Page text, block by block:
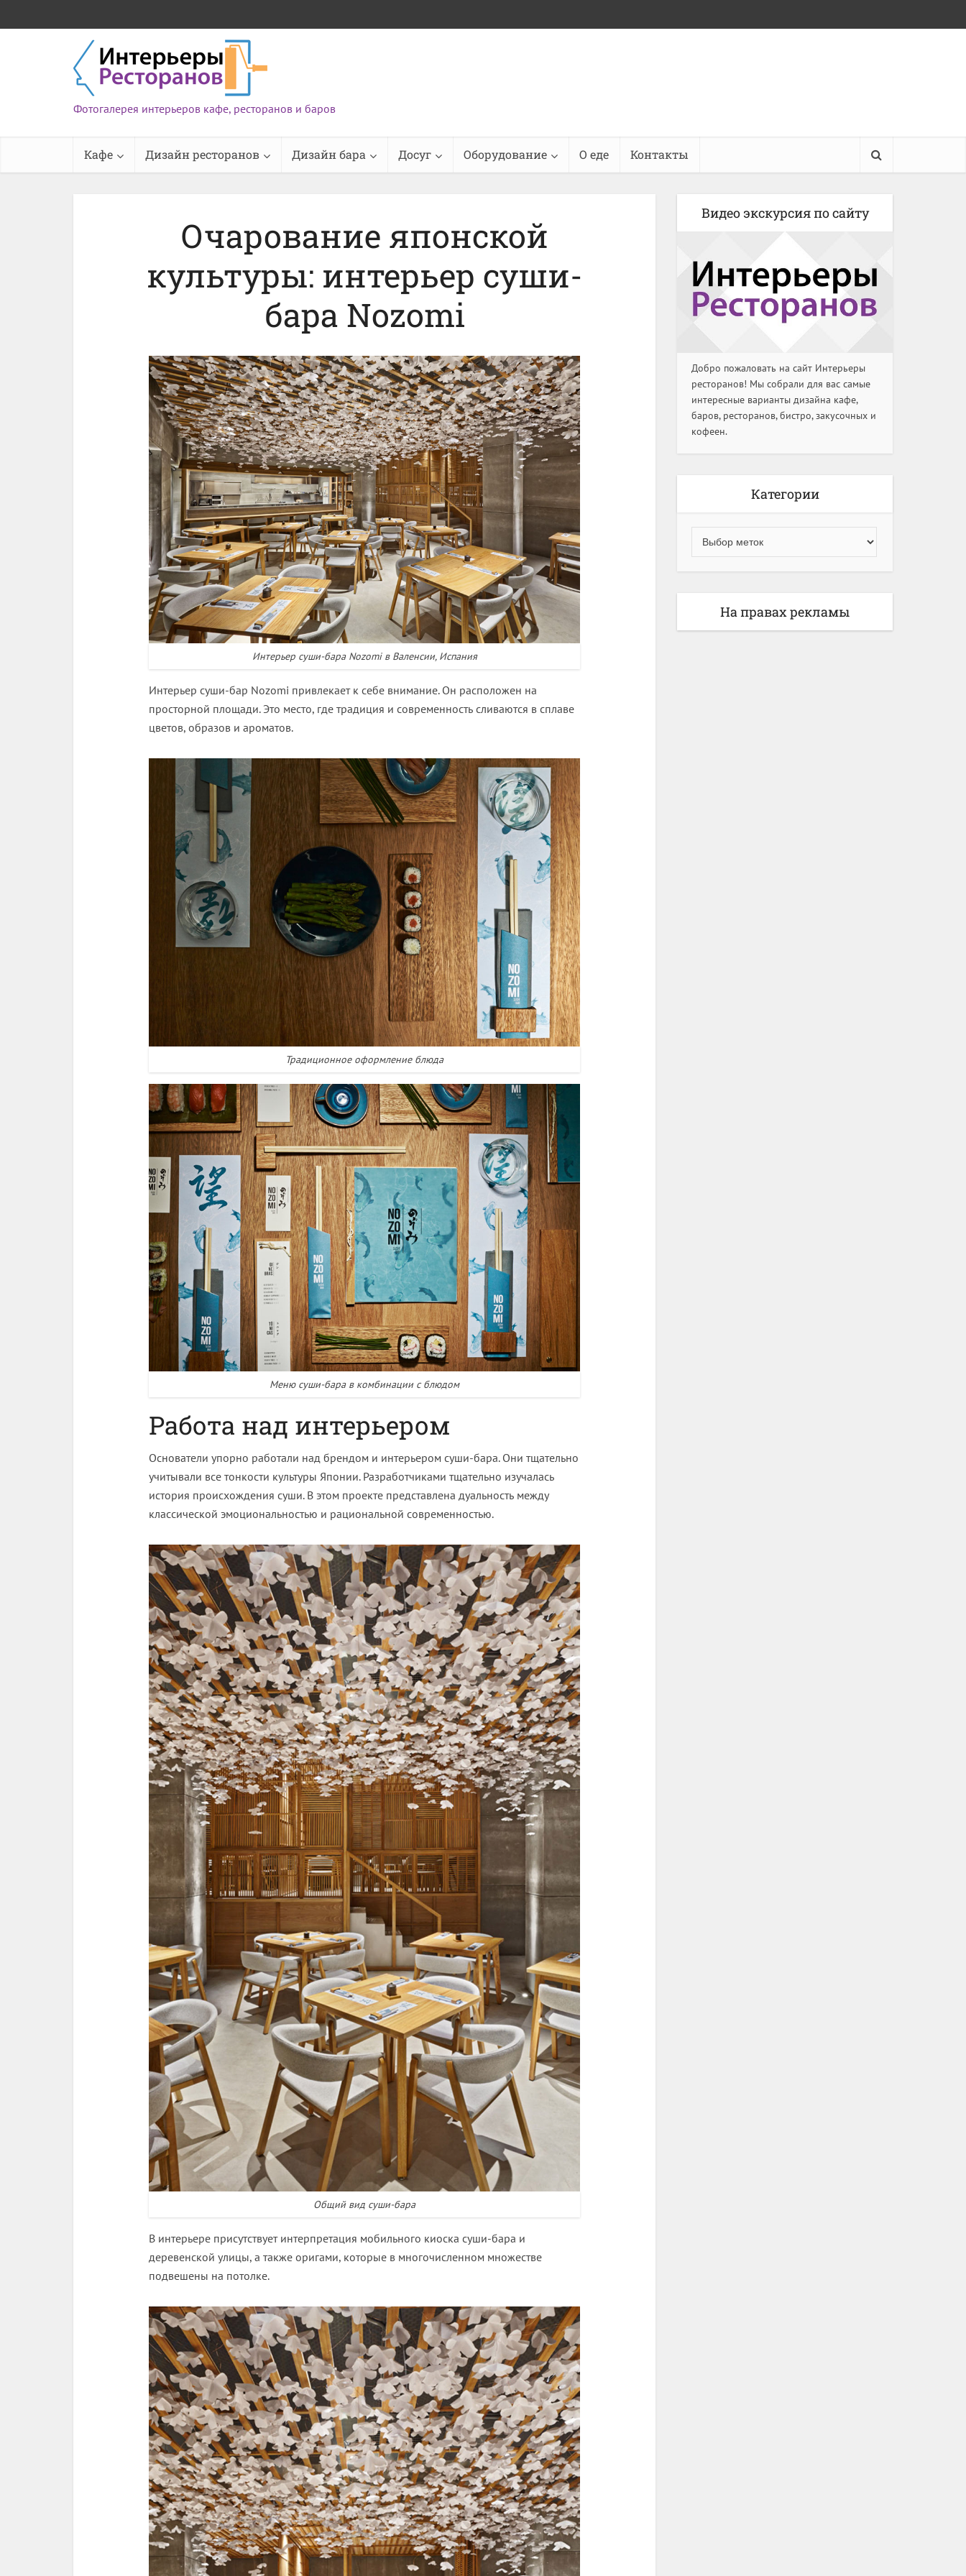
Фотогалерея интерьеров кафе, ресторанов и баров
Кафе Дизайн ресторанов Дизайн бара Досуг Оборудование О еде Контакты
Очарование японской
культуры: интерьер суши-
бара Nozomi
Интерьер суши-бара Nozomi в Валенсии, Испания
Интерьер суши-бар Nozomi привлекает к себе внимание. Он расположен на
просторной площади. Это место, где традиция и современность сливаются в сплаве
цветов, образов и ароматов.
Традиционное оформление блюда
Меню суши-бара в комбинации с блюдом
Работа над интерьером
Основатели упорно работали над брендом и интерьером суши-бара. Они тщательно
учитывали все тонкости культуры Японии. Разработчиками тщательно изучалась
история происхождения суши. В этом проекте представлена дуальность между
классической эмоциональностью и рациональной современностью.
Общий вид суши-бара
В интерьере присутствует интерпретация мобильного киоска суши-бара и
деревенской улицы, а также оригами, которые в многочисленном множестве
подвешены на потолке.
Видео экскурсия по сайту
Добро пожаловать на сайт Интерьеры
ресторанов! Мы собрали для вас самые
интересные варианты дизайна кафе,
баров, ресторанов, бистро, закусочных и
кофеен.
Категории
На правах рекламы